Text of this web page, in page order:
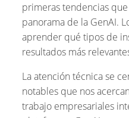
primeras tendencias
panorama de la GenAI.
aprender qué tipos de
resultados más
La atención técnica se
notables que nos
trabajo empresariales